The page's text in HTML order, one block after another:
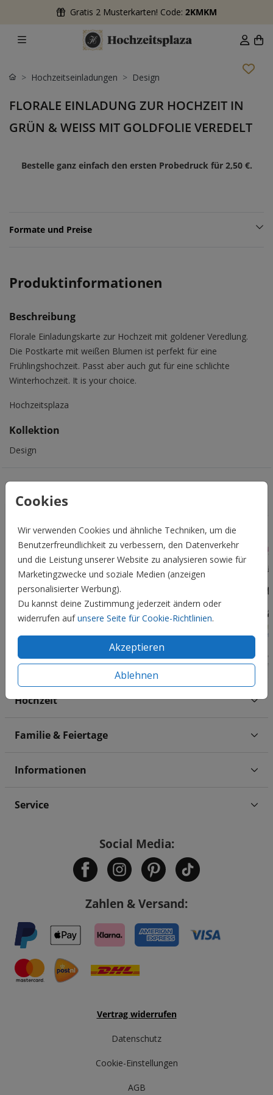
Gratis 2 Musterkarten! Code: 2KMKM
Cookies
Wir verwenden Cookies und ähnliche Techniken, um die
Benutzerfreundlichkeit zu verbessern, den Datenverkehr
und die Leistung unserer Website zu analysieren sowie für
Marketingzwecke und soziale Medien (anzeigen
personalisierter Werbung).
Du kannst deine Zustimmung jederzeit ändern oder
widerrufen aufunsere Seite für Cookie-Richtlinien.
Akzeptieren
Ablehnen
Hochzeitseinladungen Design
FLORALE EINLADUNG ZUR HOCHZEIT IN
GRÜN & WEISS MIT GOLDFOLIE VEREDELT
Bestelle ganz einfach den ersten Probedruck für 2,50 €.
Formate und Preise
Produktinformationen
Beschreibung
Florale Einladungskarte zur Hochzeit mit goldener Veredlung.
Die Postkarte mit weißen Blumen ist perfekt für eine
Frühlingshochzeit. Passt aber auch gut für eine schlichte
Winterhochzeit. It is your choice.
Hochzeitsplaza
Kollektion
Design
Hochzeit
Familie & Feiertage
Informationen
Service
Social Media:
Zahlen & Versand:
Vertrag widerrufen
Datenschutz
Cookie-Einstellungen
AGB